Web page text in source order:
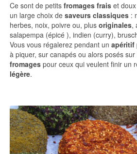
Ce sont de petits fromages frais et
un large choix de saveurs classiques :
herbes, noix, poivre ou, plus originales,
salapempa (épicé ), indien (curry),
Vous vous régalerez pendant un apéritif
à piquer, sur canapés ou alors posés sur
fromages pour ceux qui veulent finir un
légère.